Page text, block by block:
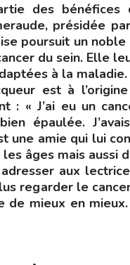
des
présidée
poursuit un
du sein. Elle
à la maladie.
est à
: « J’ai eu un
épaulée.
une amie qui lui
âges mais aussi
aux
regarder le
de mieux en